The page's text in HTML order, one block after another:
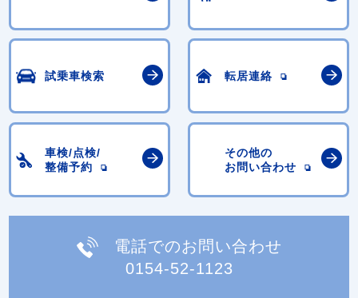
試乗車検索 転居連絡
車検/点検/
整備予約
その他の
お問い合わせ
電話でのお問い合わせ
0154-52-1123